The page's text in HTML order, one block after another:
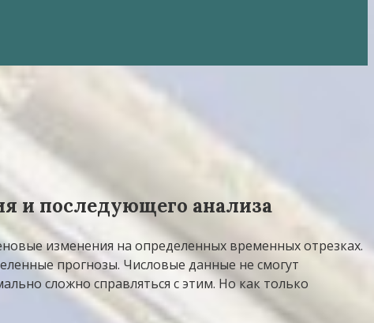
и последующего анализа
изменения на определенных временных отрезках.
прогнозы. Числовые данные не смогут
сложно справляться с этим. Но как только